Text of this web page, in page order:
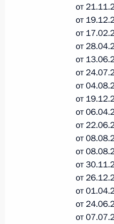
26 июля
О
и
26 июля
О
26 июля
от
от
от
от
от
от
от
от
от
от
от
от
от
от
от
от
от